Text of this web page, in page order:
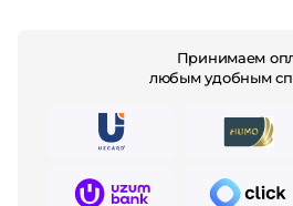
Принимаем
любым удобным